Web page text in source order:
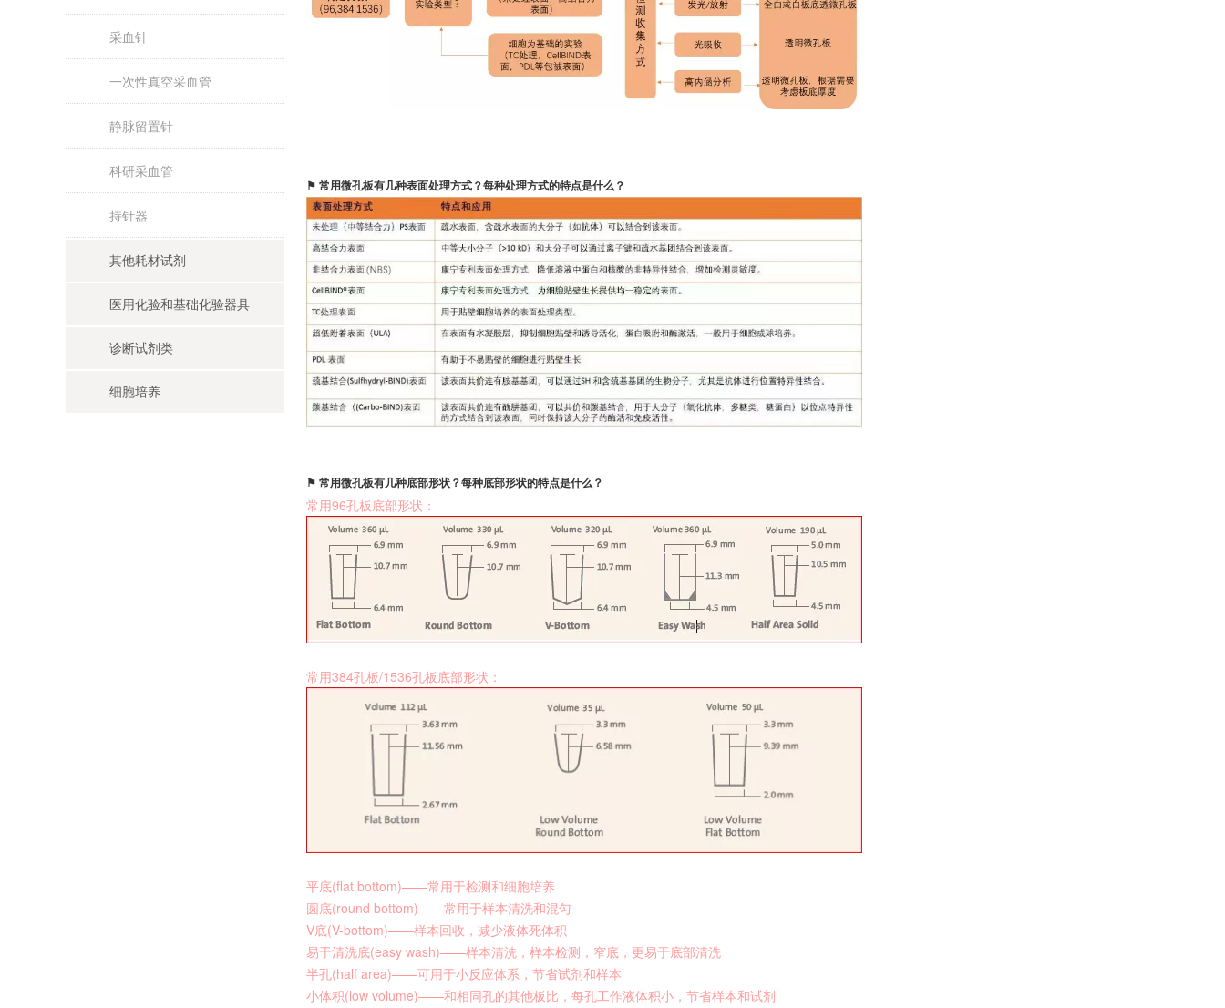
采血针
一次性真空采血管
静脉留置针
科研采血管
持针器
其他耗材试剂
医用化验和基础化验器具
诊断试剂类
细胞培养
⚑ 常用微孔板有几种表面处理方式？每种处理方式的特点是什么？
⚑ 常用微孔板有几种底部形状？每种底部形状的特点是什么？
常用96孔板底部形状：
常用384孔板/1536孔板底部形状：
平底(flat bottom)——常用于检测和细胞培养
圆底(round bottom)——常用于样本清洗和混匀
V底(V-bottom)——样本回收，减少液体死体积
易于清洗底(easy wash)——样本清洗，样本检测，窄底，更易于底部清洗
半孔(half area)——可用于小反应体系，节省试剂和样本
小体积(low volume)——和相同孔的其他板比，每孔工作液体积小，节省样本和试剂